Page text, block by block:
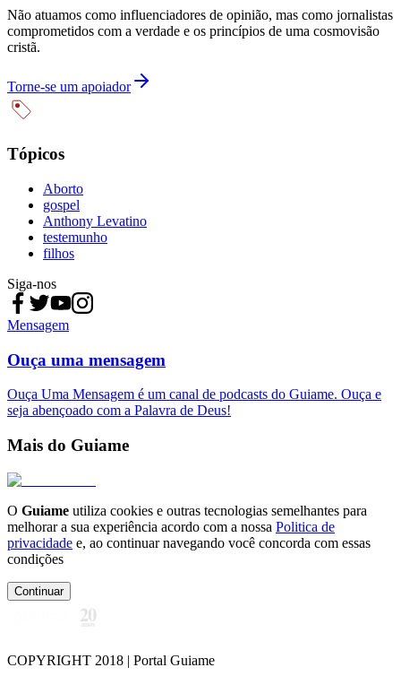
Não atuamos como influenciadores de opinião, mas como jornalistas
comprometidos com a verdade e os princípios de uma cosmovisão
cristã.
Torne-se um apoiador
Tópicos
Aborto
gospel
Anthony Levatino
testemunho
filhos
Siga-nos
Mensagem
Ouça uma mensagem
Ouça Uma Mensagem é um canal de podcasts do Guiame. Ouça e
seja abençoado com a Palavra de Deus!
Mais do Guiame
O Guiame utiliza cookies e outras tecnologias semelhantes para
melhorar a sua experiência acordo com a nossa Politica de
privacidade e, ao continuar navegando você concorda com essas
condições
Continuar
COPYRIGHT 2018 | Portal Guiame